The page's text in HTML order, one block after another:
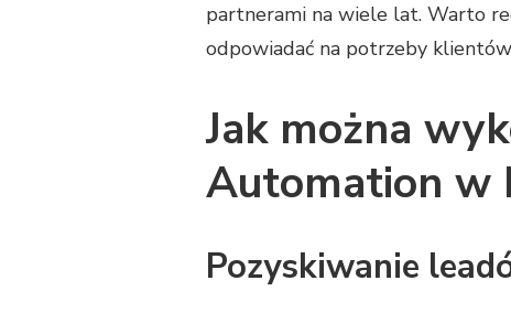
partnerami na wiele lat. Warto
odpowiadać na potrzeby
Jak można
Automation w
Pozyskiwanie